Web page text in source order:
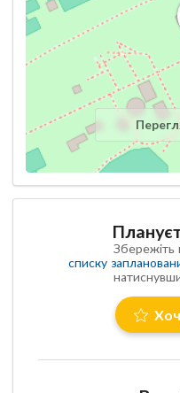
Збережіть
списку